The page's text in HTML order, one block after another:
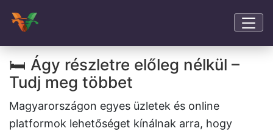
🛏️ Ágy részletre előleg nélkül –
Tudj meg többet
Magyarországon egyes üzletek és online
platformok lehetőséget kínálnak arra, hogy